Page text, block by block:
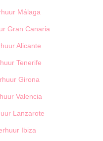
Málaga
Gran Canaria
Alicante
Tenerife
Girona
Valencia
Lanzarote
Ibiza